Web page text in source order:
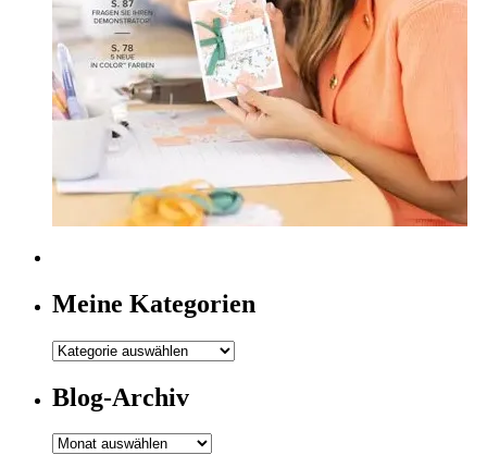
Meine Kategorien
Meine
Blog-Archiv
Blog-